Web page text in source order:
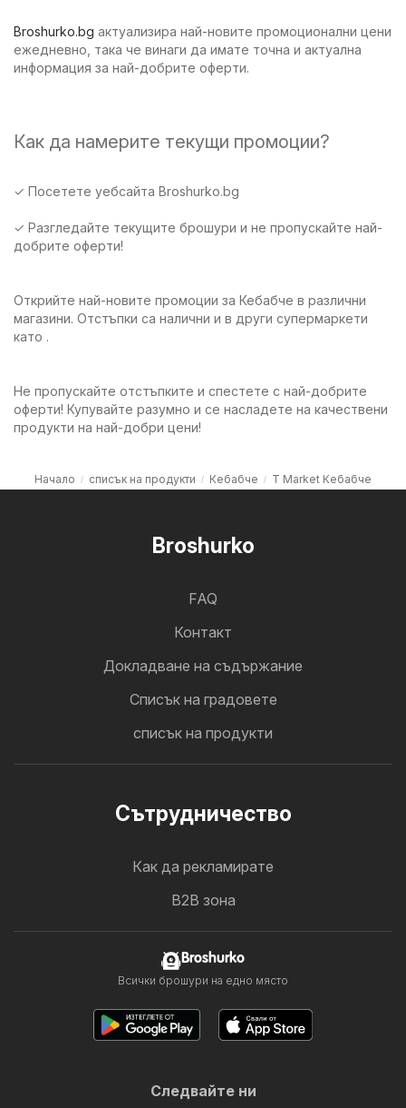
Broshurko.bg актуализира най-новите промоционални цени
ежедневно, така че винаги да имате точна и актуална
информация за най-добрите оферти.
Как да намерите текущи промоции?
✓ Посетете уебсайта Broshurko.bg
✓ Разгледайте текущите брошури и не пропускайте най-
добрите оферти!
Открийте най-новите промоции за Кебабче в различни
магазини. Отстъпки са налични и в други супермаркети
като .
Не пропускайте отстъпките и спестете с най-добрите
оферти! Купувайте разумно и се насладете на качествени
продукти на най-добри цени!
Начало списък на продукти Кебабче T Market Кебабче
Broshurko
FAQ
Контакт
Докладване на съдържание
Cписък на градовете
списък на продукти
Cътрудничество
Как да рекламирате
B2B зона
Broshurko
Всички брошури на едно място
Следвайте ни